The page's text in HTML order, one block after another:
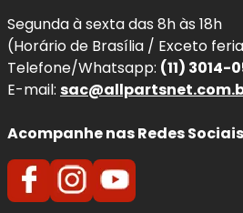
Segunda à sexta das 8h às 18h
(Horário de Brasília / Exceto
Telefone/Whatsapp: (11) 3014-
E-mail:
Acompanhe nas Redes Sociais